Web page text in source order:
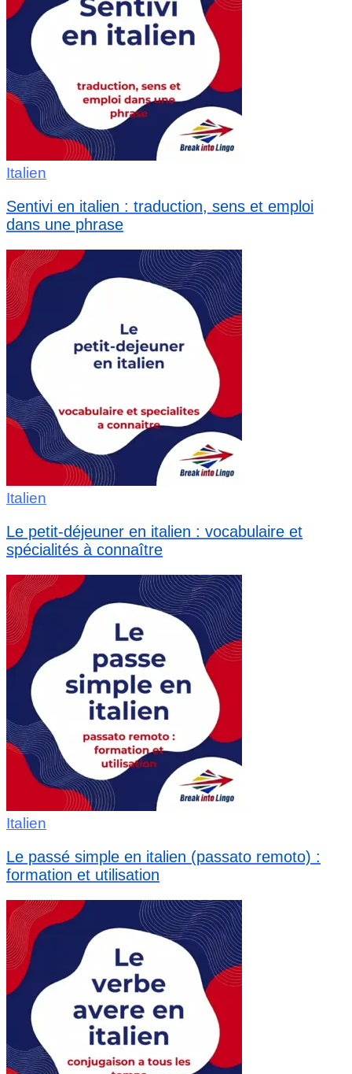
Italien
Sentivi en italien : traduction, sens et emploi
dans une phrase
Italien
Le petit-déjeuner en italien : vocabulaire et
spécialités à connaître
Italien
Le passé simple en italien (passato remoto) :
formation et utilisation